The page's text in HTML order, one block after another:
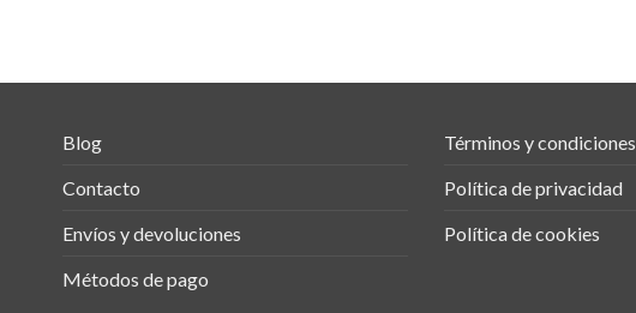
Blog
Contacto
Envíos y devoluciones
Métodos de pago
Términos y condiciones
Política de privacidad
Política de cookies